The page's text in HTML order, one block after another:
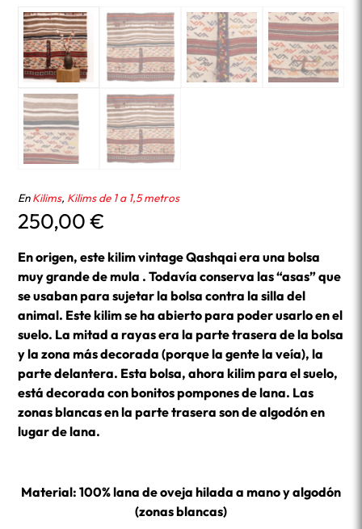
EnKilims, Kilims de 1 a 1,5 metros
250,00€
En origen, este kilim vintage Qashqai era una bolsa
muy grande de mula . Todavía conserva las “asas” que
se usaban para sujetar la bolsa contra la silla del
animal. Este kilim se ha abierto para poder usarlo en el
suelo. La mitad a rayas era la parte trasera de la bolsa
y la zona más decorada (porque la gente la veía), la
parte delantera. Esta bolsa, ahora kilim para el suelo,
está decorada con bonitos pompones de lana. Las
zonas blancas en la parte trasera son de algodón en
lugar de lana.
Material: 100% lana de oveja hilada a mano y algodón
(zonas blancas)